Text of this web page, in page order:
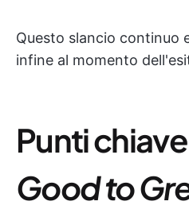
Questo slancio continuo
infine al momento
Punti
Good to